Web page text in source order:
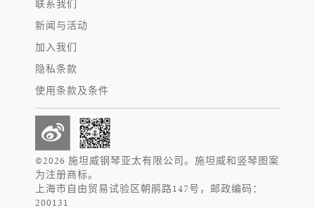
联系我们
新闻与活动
加入我们
隐私条款
使用条款及条件
©2026 施坦威钢琴亚太有限公司。施坦威和竖琴图案
为注册商标。
上海市自由贸易试验区朝鹃路147号，邮政编码：
200131